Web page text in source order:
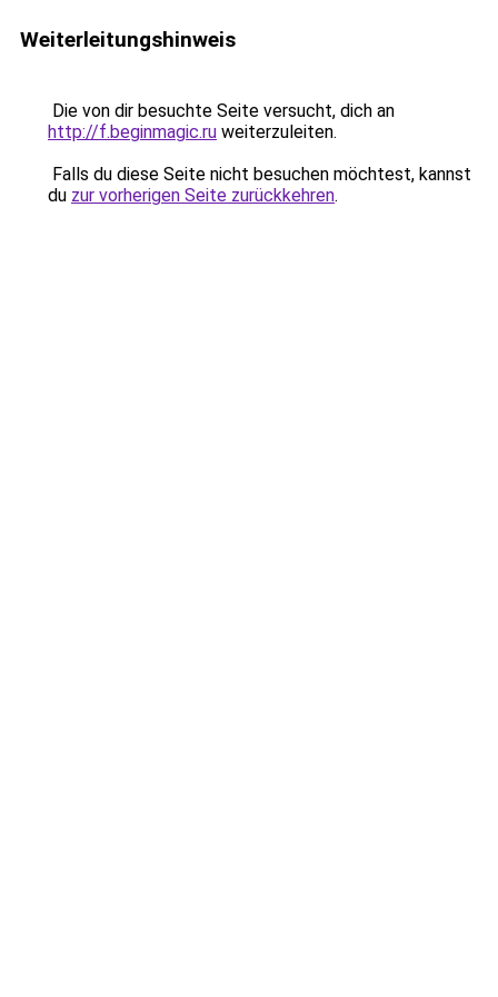
Weiterleitungshinweis
Die von dir besuchte Seite versucht, dich an
http://f.beginmagic.ru weiterzuleiten.
Falls du diese Seite nicht besuchen möchtest, kannst
du zur vorherigen Seite zurückkehren.